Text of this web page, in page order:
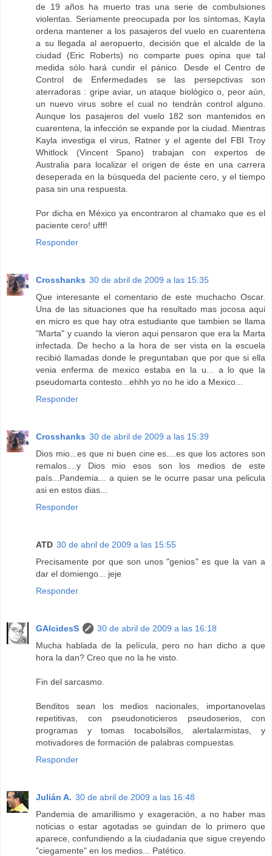
de 19 años ha muerto tras una serie de combulsiones
violentas. Seriamente preocupada por los síntomas, Kayla
ordena mantener a los pasajeros del vuelo en cuarentena
a su llegada al aeropuerto, decisión que el alcalde de la
ciudad (Eric Roberts) no comparte pues opina que tal
medida sólo hará cundir el pánico. Desde el Centro de
Control de Enfermedades se las persepctivas son
aterradoras : gripe aviar, un ataque biológico o, peor aún,
un nuevo virus sobre el cual no tendrán control alguno.
Aunque los pasajeros del vuelo 182 son mantenidos en
cuarentena, la infección se expande por la ciudad. Mientras
Kayla investiga el virus, Ratner y el agente del FBI Troy
Whitlock (Vincent Spano) trabajan con expertos de
Australia para localizar el origen de éste en una carrera
deseperada en la búsqueda del paciente cero, y el tiempo
pasa sin una respuesta.
Por dicha en México ya encontraron al chamako que es el
paciente cero! ufff!
Responder
Crosshanks 30 de abril de 2009 a las 15:35
Que interesante el comentario de este muchacho Oscar.
Una de las situaciones que ha resultado mas jocosa aqui
en micro es que hay otra estudiante que tambien se llama
"Marta" y cuando la vieron aqui pensaron que era la Marta
infectada. De hecho a la hora de ser vista en la escuela
recibió llamadas donde le preguntaban que por que si ella
venia enferma de mexico estaba en la u... a lo que la
pseudomarta contesto...ehhh yo no he ido a Mexico...
Responder
Crosshanks 30 de abril de 2009 a las 15:39
Dios mio...es que ni buen cine es....es que los actores son
remalos....y Dios mio esos son los medios de este
país...Pandemia... a quien se le ocurre pasar una pelicula
asi en estos dias...
Responder
ATD 30 de abril de 2009 a las 15:55
Precisamente por que son unos "genios" es que la van a
dar el domiengo... jeje
Responder
GAlcidesS
30 de abril de 2009 a las 16:18
Mucha hablada de la película, pero no han dicho a que
hora la dan? Creo que no la he visto.
Fin del sarcasmo.
Benditos sean los medios nacionales, importanovelas
repetitivas, con pseudonoticieros pseudoserios, con
programas y tomas tocabolsillos, alertalarmistas, y
motivadores de formación de palabras compuestas.
Responder
Julián A. 30 de abril de 2009 a las 16:48
Pandemia de amarillismo y exageración, a no haber mas
noticias o estar agotadas se guindan de lo primero que
aparece, confundiendo a la ciudadania que sigue creyendo
"ciegamente" en los medios... Patético.